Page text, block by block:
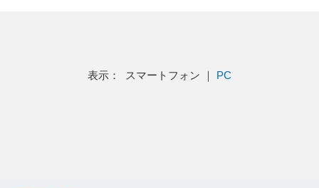
表示： スマートフォン ｜ PC